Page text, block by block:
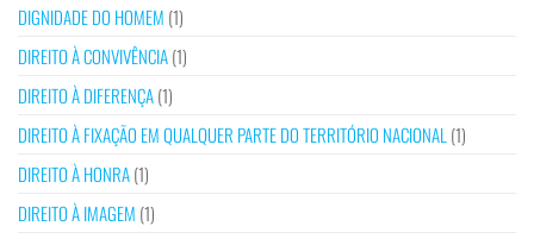
DIGNIDADE DO HOMEM (1)
DIREITO À CONVIVÊNCIA(1)
DIREITO À DIFERENÇA(1)
DIREITO À FIXAÇÃO EM QUALQUER PARTE DO TERRITÓRIO NACIONAL (1)
DIREITO À HONRA(1)
DIREITO À IMAGEM (1)